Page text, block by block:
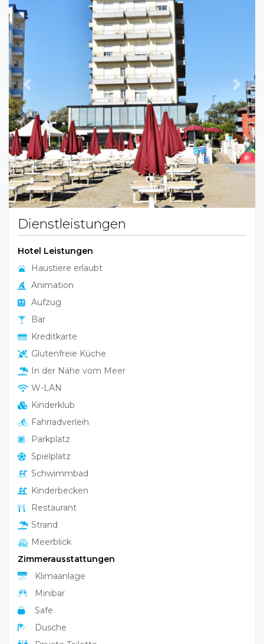
Previous Next
Dienstleistungen
Hotel Leistungen
Haustiere erlaubt
Animation
Aufzug
Bar
Kreditkarte
Glutenfreie Küche
In der Nähe vom Meer
W-LAN
Kinderklub
Fahrradverleih
Parkplatz
Spielplatz
Schwimmbad
Kinderbecken
Restaurant
Strand
Meerblick
Zimmerausstattungen
Klimaanlage
Minibar
Safe
Dusche